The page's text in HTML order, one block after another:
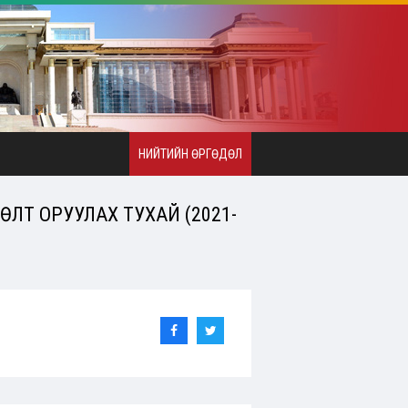
НИЙТИЙН ӨРГӨДӨЛ
ОРУУЛАХ ТУХАЙ (2021-